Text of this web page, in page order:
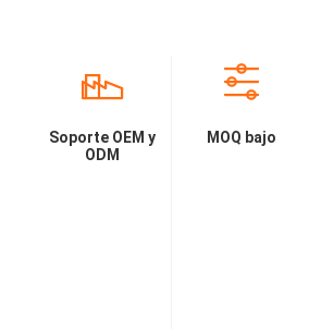
Soporte OEM y
ODM
MOQ bajo